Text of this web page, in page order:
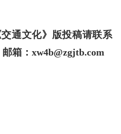
通文化》版投稿请联系
箱：xw4b@zgjtb.com